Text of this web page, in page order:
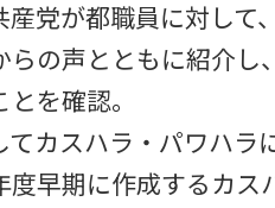
産党が都職員に対して
らの声とともに紹介し
を確認。
カスハラ・パワハラ
早期に作成するカス